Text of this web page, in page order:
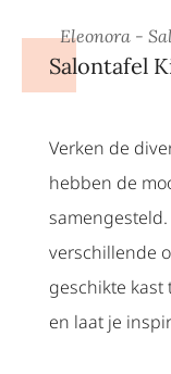
Eleonora -
Salontafel
Verken de
hebben de
verschillende
geschikte kast
en laat je